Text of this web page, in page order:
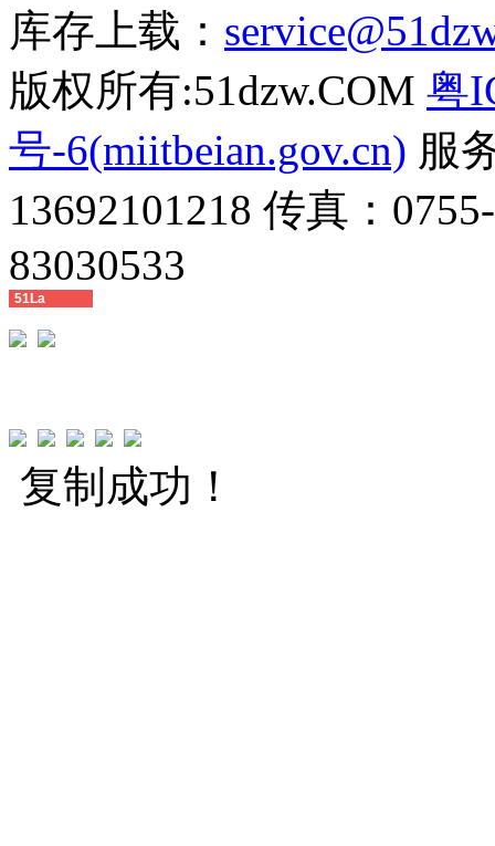
库存上载：
版权所有:51dzw.COM 粤
号-6(miitbeian.gov.cn) 服
13692101218 传真：
83030533
51La
复制成功！